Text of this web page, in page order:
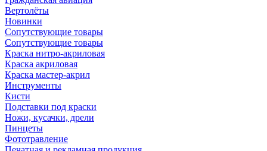
Вертолёты
Новинки
Сопутствующие товары
Сопутствующие товары
Краска нитро-акриловая
Краска акриловая
Краска мастер-акрил
Инструменты
Кисти
Подставки под краски
Ножи, кусачки, дрели
Пинцеты
Фототравление